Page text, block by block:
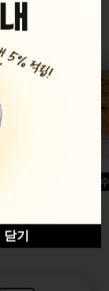
허니옥
닫기